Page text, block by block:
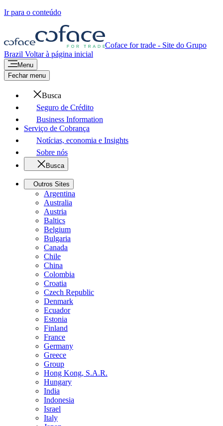
Ir para o conteúdo
Coface for trade - Site do Grupo
Brazil Voltar à página inicial
Menu
Fechar menu
Busca
Seguro de Crédito
Business Information
Serviço de Cobrança
Notícias, economia e Insights
Sobre nós
Busca
Outros Sites
Argentina
Australia
Austria
Baltics
Belgium
Bulgaria
Canada
Chile
China
Colombia
Croatia
Czech Republic
Denmark
Ecuador
Estonia
Finland
France
Germany
Greece
Group
Hong Kong, S.A.R.
Hungary
India
Indonesia
Israel
Italy